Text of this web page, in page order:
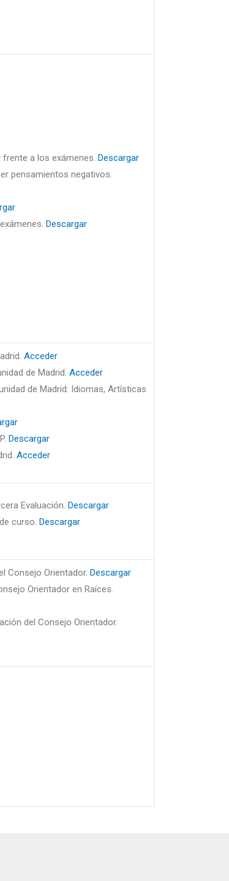
a los exámenes. Descargar
pensamientos negativos.
Descargar
Acceder
de Madrid. Acceder
de Madrid: Idiomas, Artísticas
Descargar
Acceder
Evaluación. Descargar
curso. Descargar
Consejo Orientador. Descargar
Orientador en Raíces.
del Consejo Orientador.